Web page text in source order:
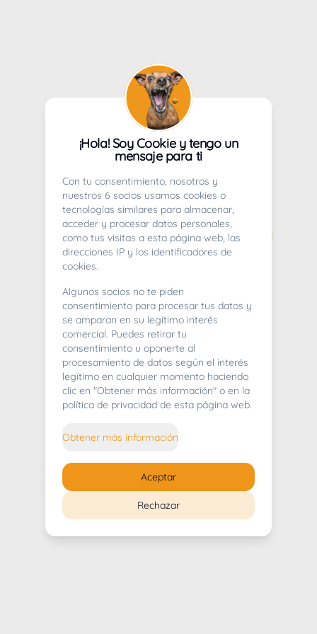
404
Whoops! Lo sentimos mucho.
¡Hola! Soy Cookie y tengo un
mensaje para ti
Con tu consentimiento, nosotros y
nuestros 6 socios usamos cookies o
tecnologías similares para almacenar,
acceder y procesar datos personales,
como tus visitas a esta página web, las
direcciones IP y los identificadores de
cookies.
Algunos socios no te piden
consentimiento para procesar tus datos y
se amparan en su legítimo interés
comercial. Puedes retirar tu
consentimiento u oponerte al
procesamiento de datos según el interés
legítimo en cualquier momento haciendo
clic en "Obtener más información" o en la
política de privacidad de esta página web.
Obtener más información
Rechazar
Aceptar